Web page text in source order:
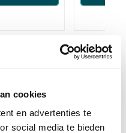
cookies
en advertenties te
social media te bieden